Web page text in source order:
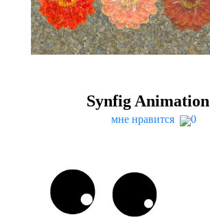
Syn­fig Ani­ma­tion
мне нравится 0